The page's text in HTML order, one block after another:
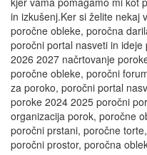
in izkušenj.Ker si želite nekaj
poročne obleke, poročna
poročni portal nasveti in
2026 2027 načrtovanje
poročne obleke, poročni
za poroko, poročni portal
poroke 2024 2025 poročni
organizacija porok, poročne
poročni prstani, poročne
poročni prostor, poročna